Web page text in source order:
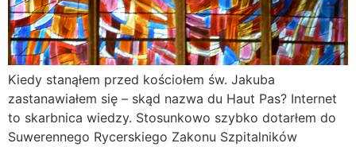
Kiedy stanąłem przed kościołem św. Jakuba
zastanawiałem się – skąd nazwa du Haut Pas? Internet
to skarbnica wiedzy. Stosunkowo szybko dotarłem do
Suwerennego Rycerskiego Zakonu Szpitalników